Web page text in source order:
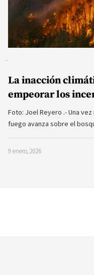
La inacción
empeorar los
Foto: Joel Reyero .- Una
fuego avanza sobre el
9 enero, 2026